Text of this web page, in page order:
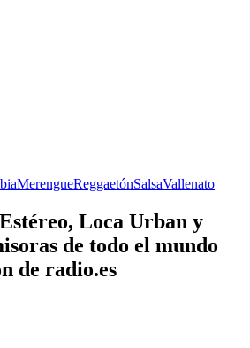
MerengueReggaetónSalsaVallenato
Loca Urban y
de todo el mundo
de radio.es